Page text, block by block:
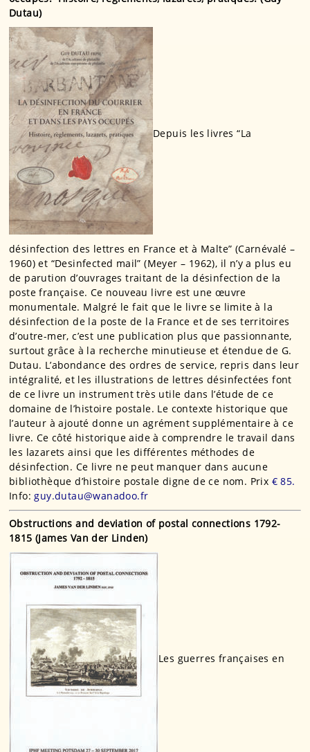
Dutau)
Depuis les livres “La
désinfection des lettres en France et à Malte” (Carnévalé –
1960) et “Desinfected mail” (Meyer – 1962), il n’y a plus eu
de parution d’ouvrages traitant de la désinfection de la
poste française. Ce nouveau livre est une œuvre
monumentale. Malgré le fait que le livre se limite à la
désinfection de la poste de la France et de ses territoires
d’outre-mer, c’est une publication plus que passionnante,
surtout grâce à la recherche minutieuse et étendue de G.
Dutau. L’abondance des ordres de service, repris dans leur
intégralité, et les illustrations de lettres désinfectées font
de ce livre un instrument très utile dans l’étude de ce
domaine de l’histoire postale. Le contexte historique que
l’auteur à ajouté donne un agrément supplémentaire à ce
livre. Ce côté historique aide à comprendre le travail dans
les lazarets ainsi que les différentes méthodes de
désinfection. Ce livre ne peut manquer dans aucune
bibliothèque d’histoire postale digne de ce nom. Prix € 85.
Info: guy.dutau@wanadoo.fr
Obstructions and deviation of postal connections 1792-
1815 (James Van der Linden)
Les guerres françaises en